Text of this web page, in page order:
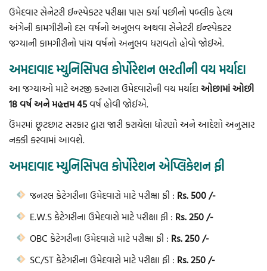
ઉમેદવાર સેનેટરી ઈન્સ્પેકટર પરીક્ષા પાસ કર્યા પછીનો પબ્લીક હેલ્થ
અંગેની કામગીરીનો દસ વર્ષનો અનુભવ અથવા સેનેટરી ઈન્સ્પેકટર
જગ્યાની કામગીરીનો પાંચ વર્ષનો અનુભવ ધરાવતો હોવો જોઈએ.
અમદાવાદ મ્યુનિસિપલ કોર્પોરેશન ભરતીની વય મર્યાદા
આ જગ્યાઓ માટે અરજી કરનારા ઉમેદવારોની વય મર્યાદા ઓછામાં ઓછી
18 વર્ષ અને મહત્તમ 45વર્ષ હોવી જોઈએ.
ઉંમરમાં છૂટછાટ સરકાર દ્વારા જારી કરાયેલા ધોરણો અને આદેશો અનુસાર
નક્કી કરવામાં આવશે.
અમદાવાદ મ્યુનિસિપલ કોર્પોરેશન એપ્લિકેશન ફી
જનરલ કેટેગરીના ઉમેદવારો માટે પરીક્ષા ફી : Rs. 500 /-
E.W.S કેટેગરીના ઉમેદવારો માટે પરીક્ષા ફી : Rs. 250 /-
OBC કેટેગરીના ઉમેદવારો માટે પરીક્ષા ફી : Rs. 250 /-
SC/ST કેટેગરીના ઉમેદવારો માટે પરીક્ષા ફી : Rs. 250 /-